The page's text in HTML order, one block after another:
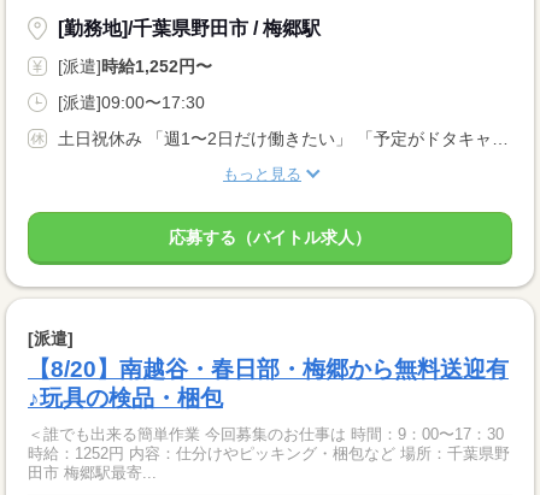
[勤務地]/千葉県野田市 / 梅郷駅
[派遣]時給1,252円〜
[派遣]09:00〜17:30
もっと見る
応募する（バイトル求人）
[派遣]
【8/20】南越谷・春日部・梅郷から無料送迎有
♪玩具の検品・梱包
＜誰でも出来る簡単作業 今回募集のお仕事は 時間：9：00〜17：30
時給：1252円 内容：仕分けやピッキング・梱包など 場所：千葉県野
田市 梅郷駅最寄...